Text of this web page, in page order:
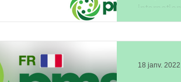
2022,
18 janv. 2022